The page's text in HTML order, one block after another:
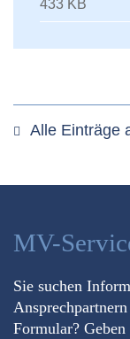
433 KB
Alle Einträge
MV-
Sie suchen
Formular?